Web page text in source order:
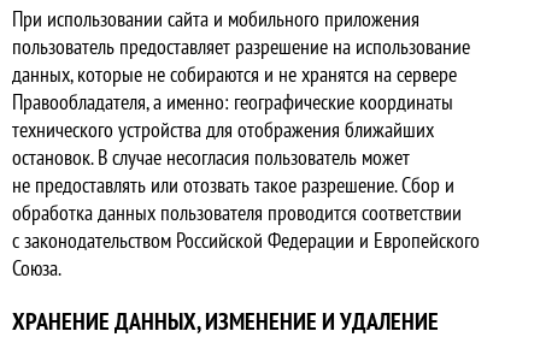
При использовании сайта и мобильного приложения
пользователь предоставляет разрешение на использование
данных, которые не собираются и не хранятся на сервере
Правообладателя, а именно: географические координаты
технического устройства для отображения ближайших
остановок. В случае несогласия пользователь может
не предоставлять или отозвать такое разрешение. Сбор и
обработка данных пользователя проводится соответствии
с законодательством Российской Федерации и Европейского
Союза.
ХРАНЕНИЕ ДАННЫХ, ИЗМЕНЕНИЕ И УДАЛЕНИЕ